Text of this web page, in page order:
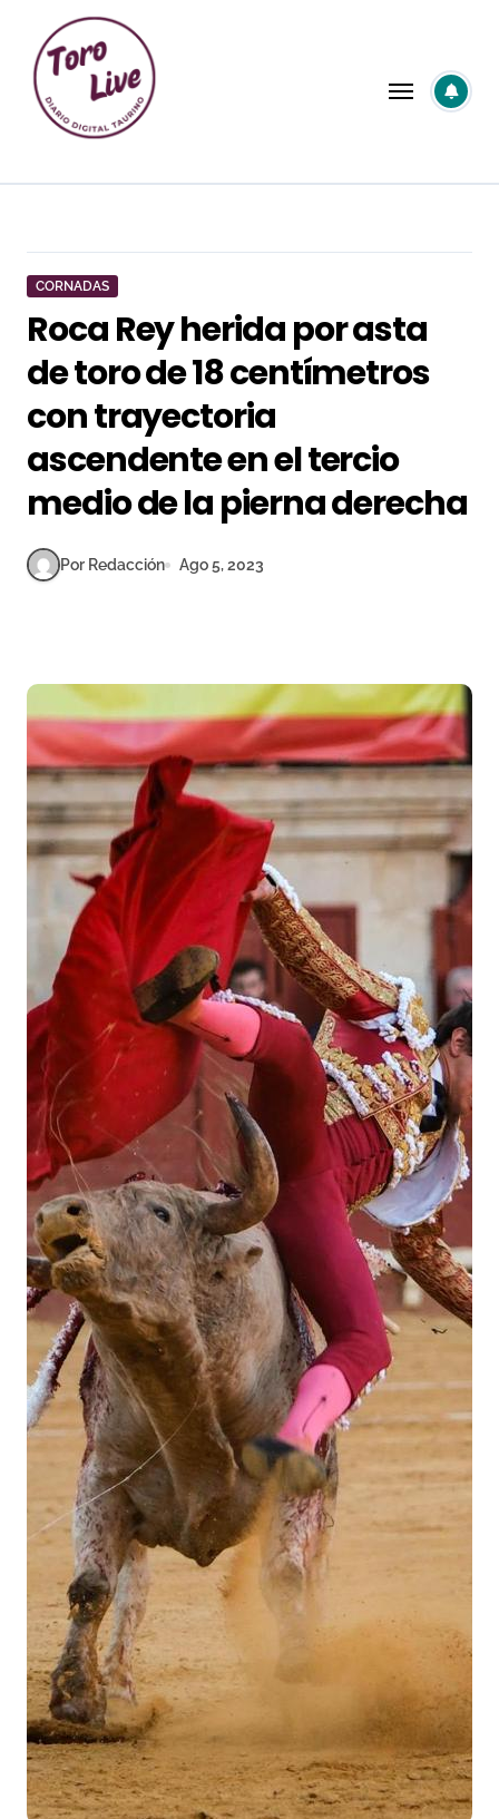
contenido
CORNADAS
Roca Rey herida por asta
de toro de 18 centímetros
con trayectoria
ascendente en el tercio
medio de la pierna derecha
Por Redacción Ago 5, 2023